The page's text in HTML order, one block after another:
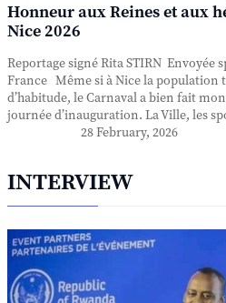
Honneur aux Reines et aux
Nice 2026
Reportage signé Rita STIRN Envoyée
France Même si à Nice la population
d’habitude, le Carnaval a bien fait
journée d’inauguration. La Ville, les
28 February, 2026
INTERVIEW